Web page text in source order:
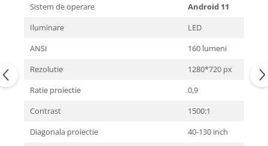
Sistem de operare
Android 11
Iluminare
LED
ANSI
160 lumeni
Rezolutie
1280*720 px
Ratie proiectie
0,9
Contrast
1500:1
Diagonala proiectie
40-130 inch